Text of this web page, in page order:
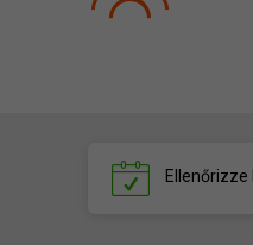
Ellenőrizze